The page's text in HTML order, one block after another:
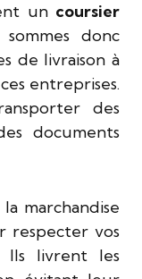
un coursier
donc
de livraison à
entreprises.
des
documents
marchandise
respecter vos
Ils livrent les